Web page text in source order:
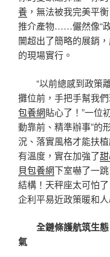
養 ，無法被我完美平
推介產物……儼然像“政
闠超出了簡略的展銷
的現場實行。
“以前總感到政策
攤位前，手把手幫我
包養網貼心了！”一位
動靠前、精準辦事”的
況、落實風格才能扶
有溫度，實在加強了
貝包養網下室嚇了一
結構！天秤座太可怕
企利平易近政策暖和
全鏈條護航筑生態
氣